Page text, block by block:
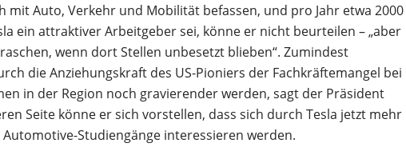
mit Auto, Verkehr und Mobilität befassen, und pro Jahr etwa 2000
ein attraktiver Arbeitgeber sei, könne er nicht beurteilen – „aber
wenn dort Stellen unbesetzt blieben“. Zumindest
die Anziehungskraft des US-Pioniers der Fachkräftemangel bei
in der Region noch gravierender werden, sagt der Präsident
Seite könne er sich vorstellen, dass sich durch Tesla jetzt mehr
Studiengänge interessieren werden.